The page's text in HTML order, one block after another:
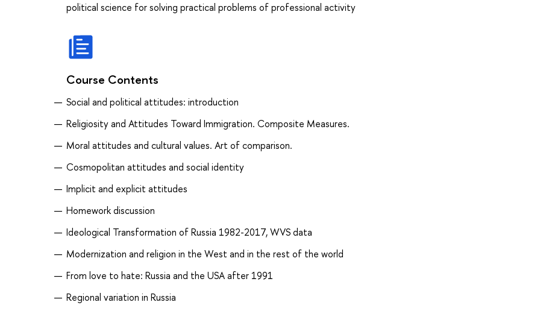
political science for solving practical problems of professional activity
Course Contents
Social and political attitudes: introduction
Religiosity and Attitudes Toward Immigration. Composite Measures.
Moral attitudes and cultural values. Art of comparison.
Cosmopolitan attitudes and social identity
Implicit and explicit attitudes
Homework discussion
Ideological Transformation of Russia 1982-2017, WVS data
Modernization and religion in the West and in the rest of the world
From love to hate: Russia and the USA after 1991
Regional variation in Russia